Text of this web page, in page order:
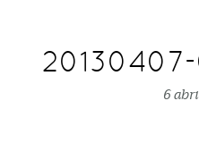
20130407-
6